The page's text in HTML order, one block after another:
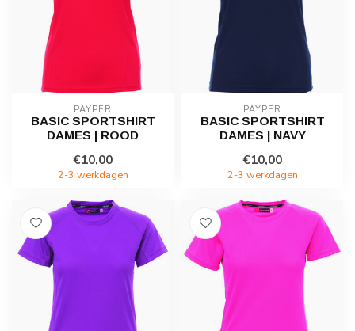
PAYPER
BASIC SPORTSHIRT
DAMES | ROOD
€10,00
2-3 werkdagen
PAYPER
BASIC SPORTSHIRT
DAMES | NAVY
€10,00
2-3 werkdagen